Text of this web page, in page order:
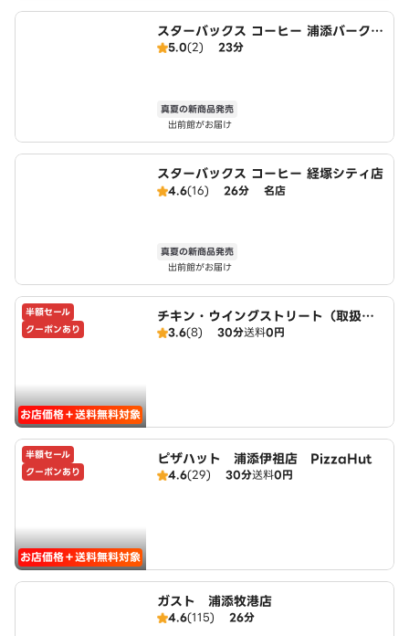
スターバックス コーヒー 浦添バークレ
ーズコート店
5.0(2) 23分
真夏の新商品発売
出前館がお届け
スターバックス コーヒー 経塚シティ店
4.6(16) 26分 名店
真夏の新商品発売
出前館がお届け
半額セール
クーポンあり
お店価格＋送料無料対象
チキン・ウイングストリート（取扱：
ピザハット浦添伊祖店）
3.6(8) 30分送料0円
半額セール
クーポンあり
お店価格＋送料無料対象
ピザハット 浦添伊祖店 PizzaHut
4.6(29) 30分送料0円
ガスト 浦添牧港店
4.6(115) 26分